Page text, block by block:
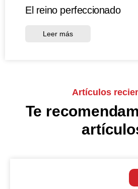
El reino perfeccionado
Leer más
Artículos
Te